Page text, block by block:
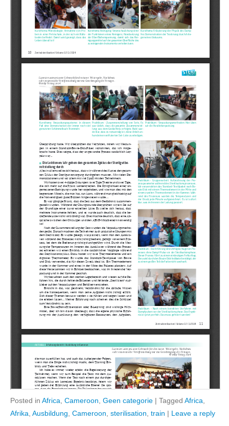
Posted in Africa Cameroon Geen categorie | Tagged Africa
Afrika Ausbildung Cameroon sterilisation train | Leave a reply